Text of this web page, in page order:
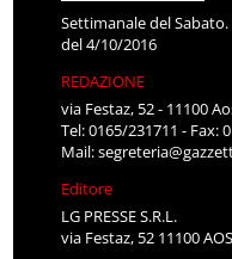
Settimanale del
del 4/10/2016
REDAZIONE
via Festaz, 52 - 11100
Tel: 0165/231711 - Fax:
Mail:
Editore
LG PRESSE S.R.L.
via Festaz, 52 11100